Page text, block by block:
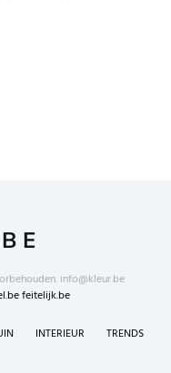
info@kleur.be
feitelijk.be
INTERIEUR TRENDS